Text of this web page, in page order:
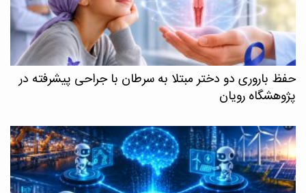
حفظ باروری دو دختر مبتلا به سرطان با جراحی پیشرفته در
پژوهشگاه رویان